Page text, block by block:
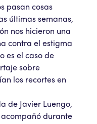
pasan cosas
últimas semanas,
nos hicieron una
contra el estigma
es el caso de
sobre
los recortes en
de Javier Luengo,
durante